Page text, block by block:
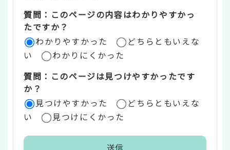
リ
ア
質問：このページの内容はわかりやすかっ
たですか？
わかりやすかった
どちらともいえな
い
わかりにくかった
質問：このページは見つけやすかったです
か？
見つけやすかった
どちらともいえな
い
見つけにくかった